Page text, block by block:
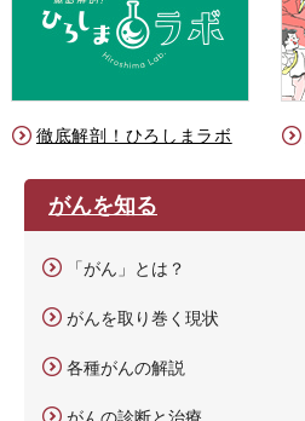
徹底解剖！ひろしまラボ
がんを知る
「がん」とは？
がんを取り巻く現状
各種がんの解説